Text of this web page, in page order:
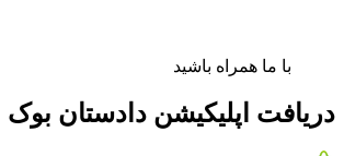
با ما همراه باشید
دریافت اپلیکیشن دادستان بوک